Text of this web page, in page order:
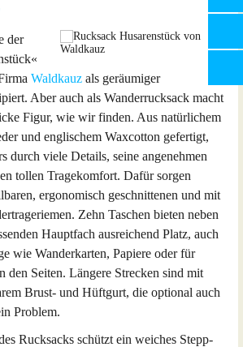
der
Waldkauz als geräumiger
Aber auch als Wanderrucksack macht
Figur, wie wir finden. Aus natürlichem
und englischem Waxcotton gefertigt,
durch viele Details, seine angenehmen
tollen Tragekomfort. Dafür sorgen
ergonomisch geschnittenen und mit
Zehn Taschen bieten neben
Hauptfach ausreichend Platz, auch
wie Wanderkarten, Papiere oder für
den Seiten. Längere Strecken sind mit
Brust- und Hüftgurt, die optional auch
Problem.
Rucksacks schützt ein weiches Stepp-